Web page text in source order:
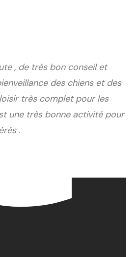
, de très bon conseil et
des chiens et des
très complet pour les
une très bonne activité pour
.